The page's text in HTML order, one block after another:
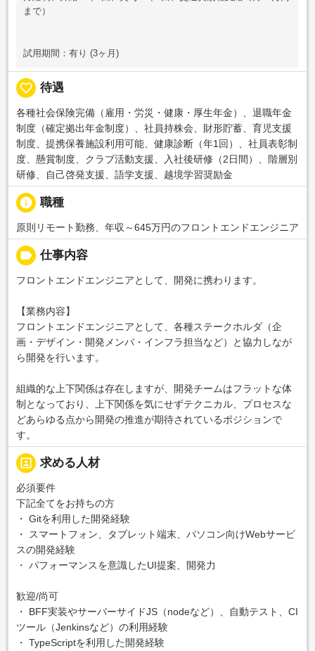
まで）
試用期間：有り (3ヶ月)
favorite_border 待遇
各種社会保険完備（雇用・労災・健康・厚生年金）、退職年金
制度（確定拠出年金制度）、社員持株会、財形貯蓄、育児支援
制度、提携保養施設利用可能、健康診断（年1回）、社員表彰制
度、懸賞制度、クラブ活動支援、入社後研修（2日間）、階層別
研修、自己啓発支援、語学支援、越境学習奨励金
info 職種
原則リモート勤務、年収～645万円のフロントエンドエンジニア
label 仕事内容
フロントエンドエンジニアとして、開発に携わります。
【業務内容】
フロントエンドエンジニアとして、各種ステークホルダ（企
画・デザイン・開発メンバ・インフラ担当など）と協力しなが
ら開発を行います。
組織的な上下関係は存在しますが、開発チームはフラットな体
制となっており、上下関係を気にせずテクニカル、プロセスな
どあらゆる点から開発の推進が期待されているポジションで
す。
portrait 求める人材
必須要件
下記全てをお持ちの方
・ Gitを利用した開発経験
・ スマートフォン、タブレット端末、パソコン向けWebサービ
スの開発経験
・ パフォーマンスを意識したUI提案、開発力
歓迎/尚可
・ BFF実装やサーバーサイドJS（nodeなど）、自動テスト、CI
ツール（Jenkinsなど）の利用経験
・ TypeScriptを利用した開発経験